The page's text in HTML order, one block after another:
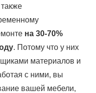
на 30-70%
. Потому что у них
материалов и
с ними, вы
вашей мебели,